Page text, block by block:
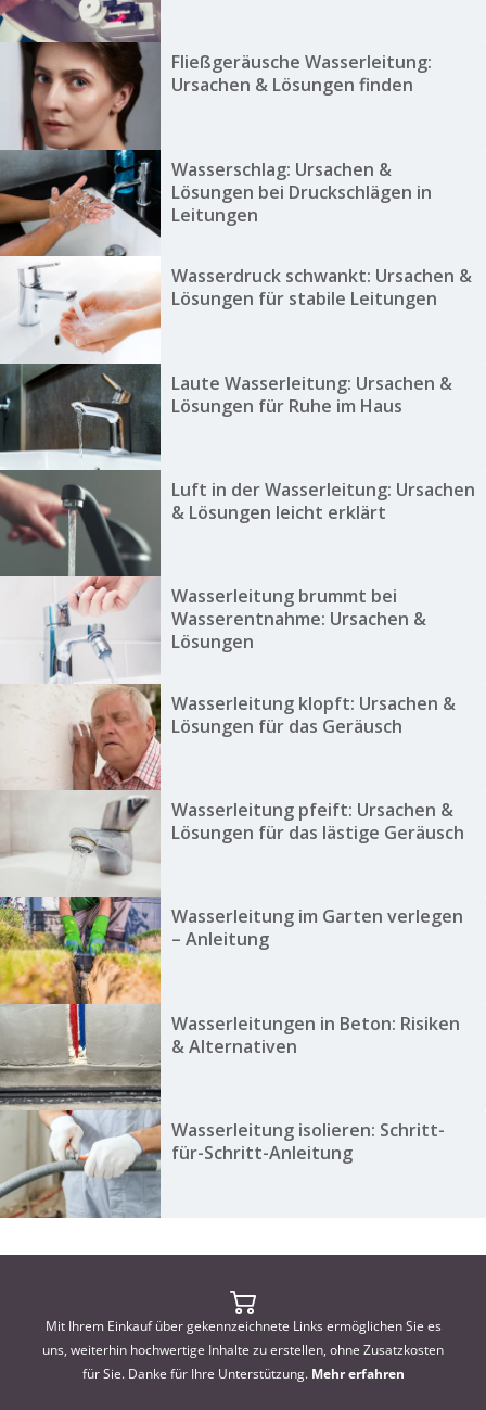
Fließgeräusche Wasserleitung:
Ursachen & Lösungen finden
Wasserschlag: Ursachen &
Lösungen bei Druckschlägen in
Leitungen
Wasserdruck schwankt: Ursachen &
Lösungen für stabile Leitungen
Laute Wasserleitung: Ursachen &
Lösungen für Ruhe im Haus
Luft in der Wasserleitung: Ursachen
& Lösungen leicht erklärt
Wasserleitung brummt bei
Wasserentnahme: Ursachen &
Lösungen
Wasserleitung klopft: Ursachen &
Lösungen für das Geräusch
Wasserleitung pfeift: Ursachen &
Lösungen für das lästige Geräusch
Wasserleitung im Garten verlegen
– Anleitung
Wasserleitungen in Beton: Risiken
& Alternativen
Wasserleitung isolieren: Schritt-
für-Schritt-Anleitung
Mit Ihrem Einkauf über gekennzeichnete Links ermöglichen Sie es
uns, weiterhin hochwertige Inhalte zu erstellen, ohne Zusatzkosten
für Sie. Danke für Ihre Unterstützung. Mehr erfahren